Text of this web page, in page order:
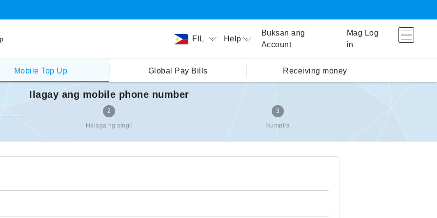
FIL Help
Buksan ang
Account
Mag Log
in
Mobile Top Up Global Pay Bills Receiving money
Ilagay ang mobile phone number
2
Halaga ng singil
3
Ikumpira